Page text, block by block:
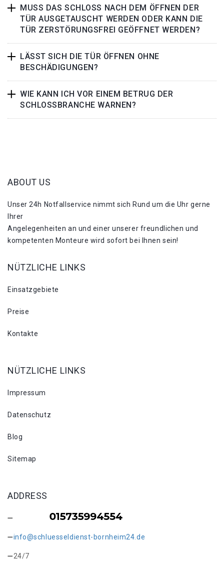
MUSS DAS SCHLOSS NACH DEM ÖFFNEN DER
TÜR AUSGETAUSCHT WERDEN ODER KANN DIE
TÜR ZERSTÖRUNGSFREI GEÖFFNET WERDEN?
LÄSST SICH DIE TÜR ÖFFNEN OHNE
BESCHÄDIGUNGEN?
WIE KANN ICH VOR EINEM BETRUG DER
SCHLOSSBRANCHE WARNEN?
ABOUT US
Unser 24h Notfallservice nimmt sich Rund um die Uhr gerne
Ihrer
Angelegenheiten an und einer unserer freundlichen und
kompetenten Monteure wird sofort bei Ihnen sein!
NÜTZLICHE LINKS
Einsatzgebiete
Preise
Kontakte
NÜTZLICHE LINKS
Impressum
Datenschutz
Blog
Sitemap
ADDRESS
info@schluesseldienst-bornheim24.de
24/7